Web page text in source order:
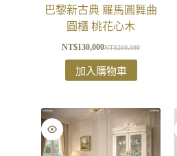
巴黎新古典 羅馬圓舞曲
圓櫃 桃花心木
NT$260,000
NT$130,000
加入購物車